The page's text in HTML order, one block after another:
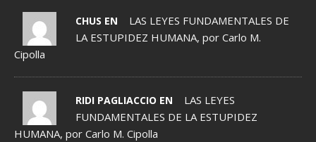
CHUS EN
LAS LEYES FUNDAMENTALES DE
LA ESTUPIDEZ HUMANA, por Carlo M.
Cipolla
RIDI PAGLIACCIO EN
LAS LEYES
FUNDAMENTALES DE LA ESTUPIDEZ
HUMANA, por Carlo M. Cipolla